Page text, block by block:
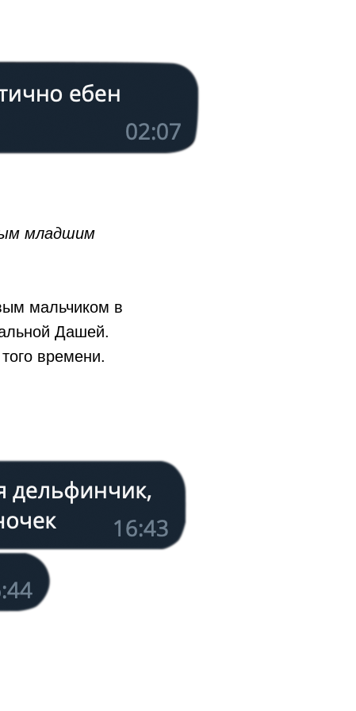
младшим
мальчиком в
Дашей.
времени.